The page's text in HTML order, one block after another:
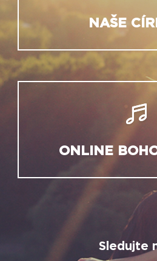
NAŠE
ONLINE
Sledujte